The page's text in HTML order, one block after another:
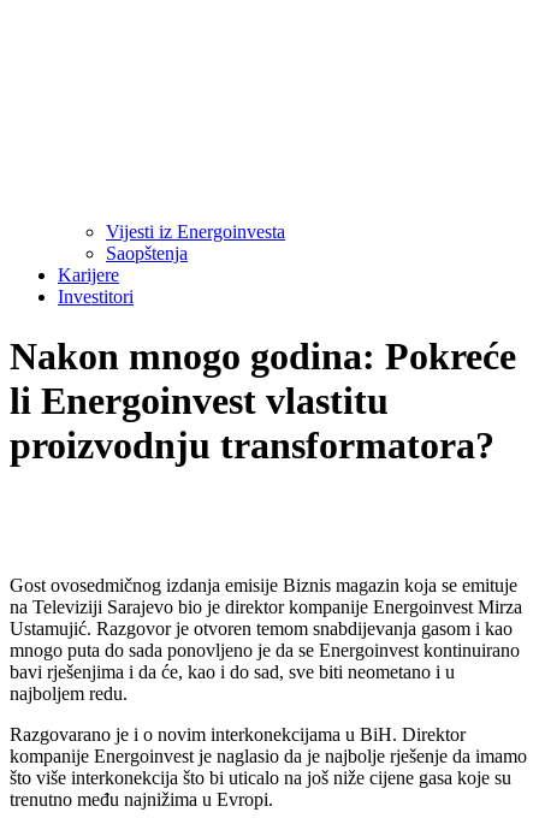
Vijesti iz Energoinvesta
Saopštenja
Karijere
Investitori
Nakon mnogo godina: Pokreće
li Energoinvest vlastitu
proizvodnju transformatora?
Gost ovosedmičnog izdanja emisije Biznis magazin koja se emituje
na Televiziji Sarajevo bio je direktor kompanije Energoinvest Mirza
Ustamujić. Razgovor je otvoren temom snabdijevanja gasom i kao
mnogo puta do sada ponovljeno je da se Energoinvest kontinuirano
bavi rješenjima i da će, kao i do sad, sve biti neometano i u
najboljem redu.
Razgovarano je i o novim interkonekcijama u BiH. Direktor
kompanije Energoinvest je naglasio da je najbolje rješenje da imamo
što više interkonekcija što bi uticalo na još niže cijene gasa koje su
trenutno među najnižima u Evropi.